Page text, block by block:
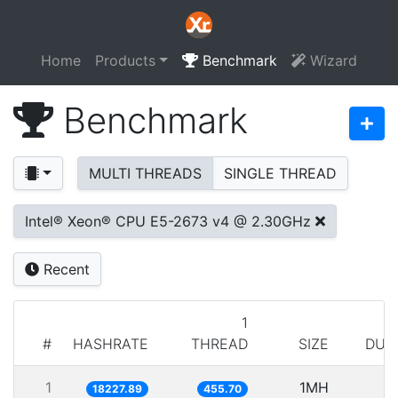
Home Products Benchmark Wizard
Benchmark
MULTI THREADS SINGLE THREAD
Intel® Xeon® CPU E5-2673 v4 @ 2.30GHz
Recent
# HASHRATE
1
THREAD
SIZE
1 18227.89 455.70 1MH